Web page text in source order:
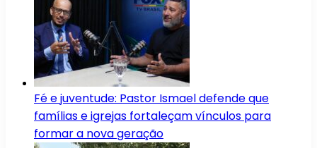
Fé e juventude: Pastor Ismael defende que
famílias e igrejas fortaleçam vínculos para
formar a nova geração